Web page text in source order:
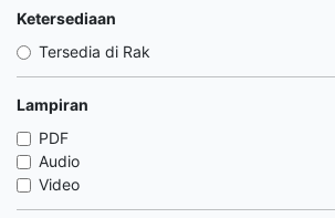
Ketersediaan
Tersedia di Rak
Lampiran
PDF
Audio
Video